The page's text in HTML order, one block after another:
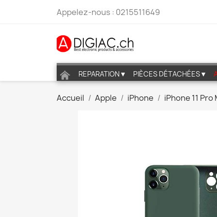
Appelez-nous : 0215511649
REPARATION▼ PIÈCES DÉTACHÉES▼
Accueil Apple iPhone iPhone 11 Pro